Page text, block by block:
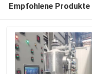
Empfohlene Produkte